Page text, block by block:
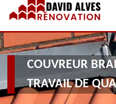
COUVREUR
TRAVAIL DE